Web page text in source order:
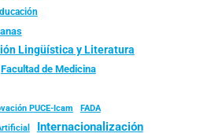
Lingüística y Literatura
Facultad de Medicina
PUCE-Icam FADA
Internacionalización